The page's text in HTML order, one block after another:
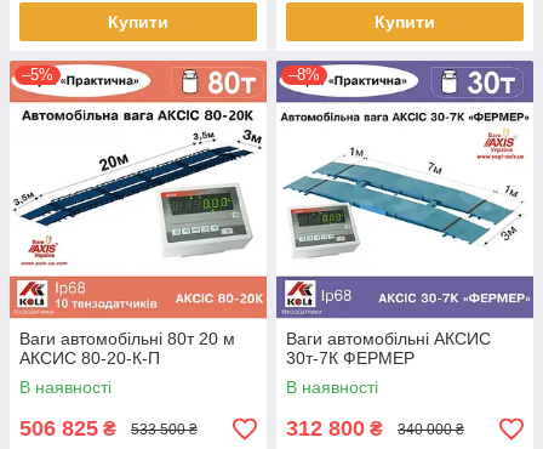
Купити Купити
–5%
Ваги автомобільні 80т 20 м
АКСИС 80-20-К-П
В наявності
506 825 ₴ 533 500 ₴
–8%
Ваги автомобільні АКСИС
30т-7К ФЕРМЕР
В наявності
312 800 ₴ 340 000 ₴